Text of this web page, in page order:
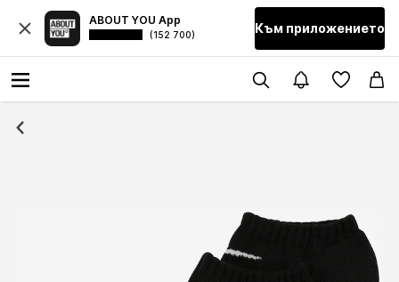
ABOUT YOU App
(152 700) Към приложението